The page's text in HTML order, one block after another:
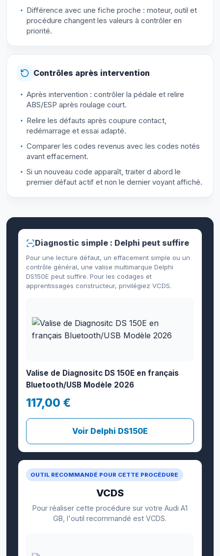
Différence avec une fiche proche : moteur, outil et
procédure changent les valeurs à contrôler en
priorité.
Contrôles après intervention
Après intervention : contrôler la pédale et relire
ABS/ESP après roulage court.
Relire les défauts après coupure contact,
redémarrage et essai adapté.
Comparer les codes revenus avec les codes notés
avant effacement.
Si un nouveau code apparaît, traiter d abord le
premier défaut actif et non le dernier voyant affiché.
OUTIL RECOMMANDÉ POUR CETTE PROCÉDURE
VCDS
Pour réaliser cette procédure sur votre Audi A1
GB, l'outil recommandé est VCDS.
Diagnostic simple : Delphi peut suffire
Pour une lecture défaut, un effacement simple ou un
contrôle général, une valise multimarque Delphi
DS150E peut suffire. Pour les codages et
apprentissages constructeur, privilégiez VCDS.
Valise de Diagnositc DS 150E en français
Bluetooth/USB Modèle 2026
117,00 €
Voir Delphi DS150E